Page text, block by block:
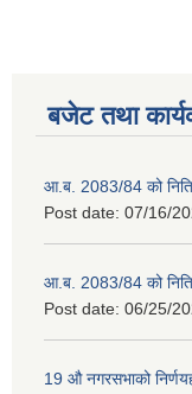
बजेट तथा
आ.ब. 2083/84 को
Post date: 07/16/
आ.ब. 2083/84 को निति
Post date: 06/25/
19 औ नगरसभाको